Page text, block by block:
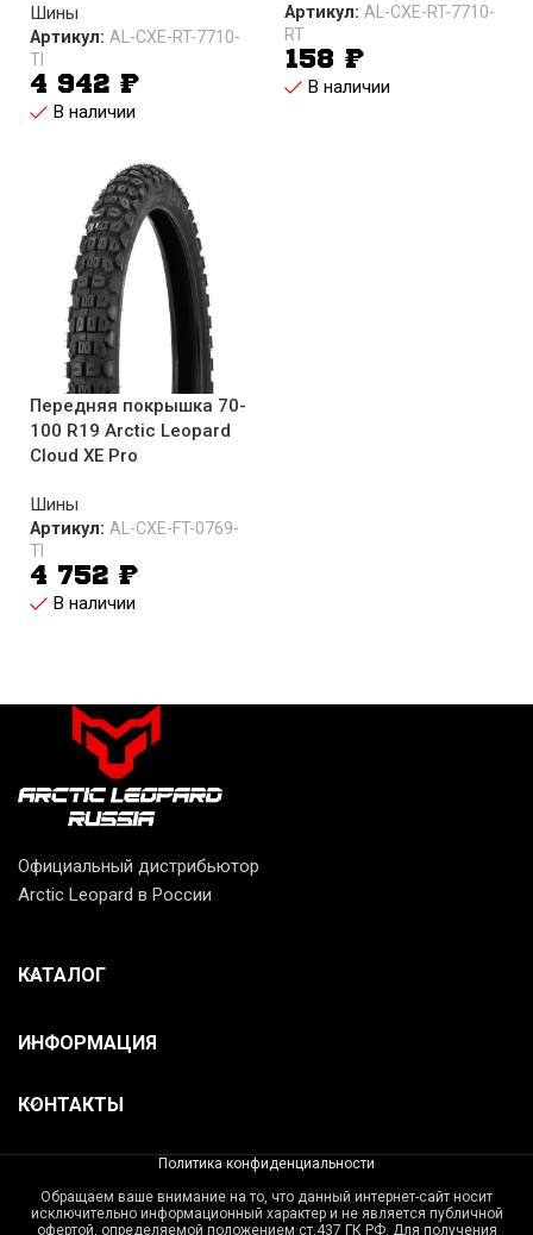
Шины
Артикул: AL-CXE-RT-7710-
TI
4 942 ₽
В наличии
Артикул: AL-CXE-RT-7710-
RT
158 ₽
В наличии
Передняя покрышка 70-
100 R19 Arctic Leopard
Cloud XE Pro
Шины
Артикул: AL-CXE-FT-0769-
TI
4 752 ₽
В наличии
Официальный дистрибьютор
Arctic Leopard в России
КАТАЛОГ
ИНФОРМАЦИЯ
КОНТАКТЫ
Политика конфиденциальности
Обращаем ваше внимание на то, что данный интернет-сайт носит
исключительно информационный характер и не является публичной
офертой, определяемой положением ст.437 ГК РФ. Для получения